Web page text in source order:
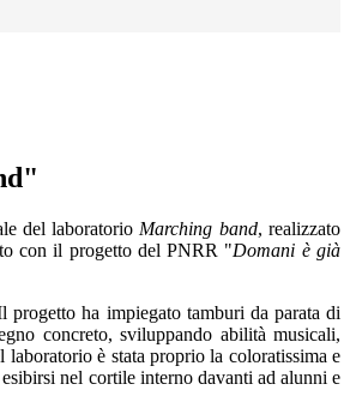
del laboratorio Marching band, realizzato
con il progetto del PNRR "Domani è già
progetto ha impiegato tamburi da parata di
concreto, sviluppando abilità musicali,
è stata proprio la coloratissima e
nel cortile interno davanti ad alunni e